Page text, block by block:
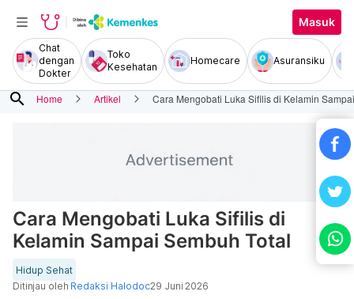
Masuk
Chat
dengan
Dokter
Toko
Kesehatan
Homecare Asuransiku
search Home Artikel Cara Mengobati Luka Sifilis di Kelamin
Cara Mengobati Luka Sifilis di
Kelamin Sampai Sembuh Total
Hidup Sehat
Ditinjau oleh Redaksi Halodoc29 Juni 2026